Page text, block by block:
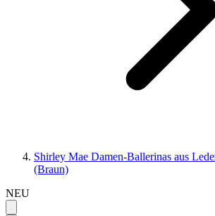
Shirley Mae Damen-Ballerinas aus
(Braun)
NEU